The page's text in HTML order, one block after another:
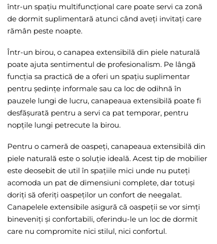
într-un spațiu multifuncțional care poate servi ca zonă
de dormit suplimentară atunci când aveți invitați care
rămân peste noapte.
Într-un birou, o canapea extensibilă din piele naturală
poate ajuta sentimentul de profesionalism. Pe lângă
funcția sa practică de a oferi un spațiu suplimentar
pentru ședințe informale sau ca loc de odihnă în
pauzele lungi de lucru, canapeaua extensibilă poate fi
desfășurată pentru a servi ca pat temporar, pentru
nopțile lungi petrecute la birou.
Pentru o cameră de oaspeți, canapeaua extensibilă din
piele naturală este o soluție ideală. Acest tip de mobilier
este deosebit de util în spațiile mici unde nu puteți
acomoda un pat de dimensiuni complete, dar totuși
doriți să oferiți oaspeților un confort de neegalat.
Canapelele extensibile asigură că oaspeții se vor simți
bineveniți și confortabili, oferindu-le un loc de dormit
care nu compromite nici stilul, nici confortul.